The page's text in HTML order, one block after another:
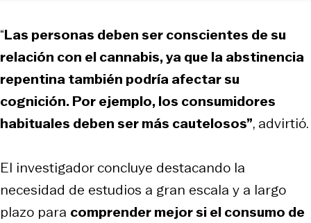
“Las personas deben ser conscientes de su
relación con el cannabis, ya que la abstinencia
repentina también podría afectar su
cognición. Por ejemplo, los consumidores
habituales deben ser más cautelosos”, advirtió.
El investigador concluye destacando la
necesidad de estudios a gran escala y a largo
plazo para comprender mejor si el consumo de